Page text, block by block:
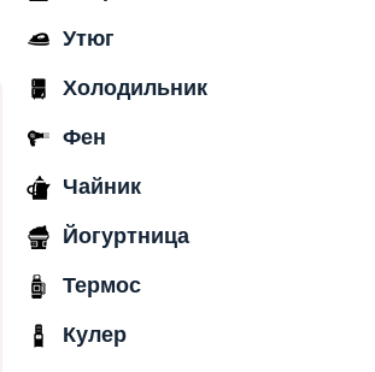
Утюг
Холодильник
Фен
Чайник
Йогуртница
Термос
Кулер